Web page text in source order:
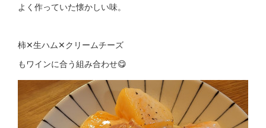
よく作っていた懐かしい味。
柿✕生ハム✕クリームチーズ
もワインに合う組み合わせ😋